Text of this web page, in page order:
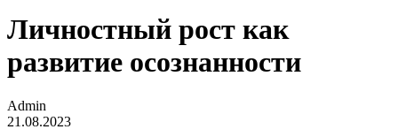
Личностный рост как
развитие осознанности
Admin
21.08.2023